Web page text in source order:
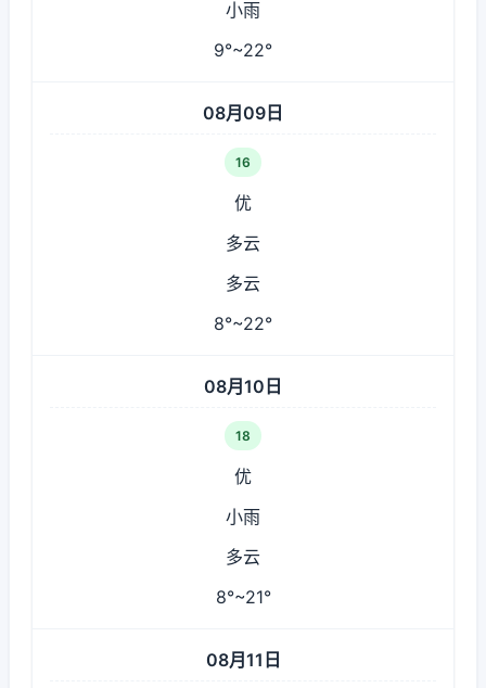
小雨
9°~22°
08月09日
16
优
多云
多云
8°~22°
08月10日
18
优
小雨
多云
8°~21°
08月11日